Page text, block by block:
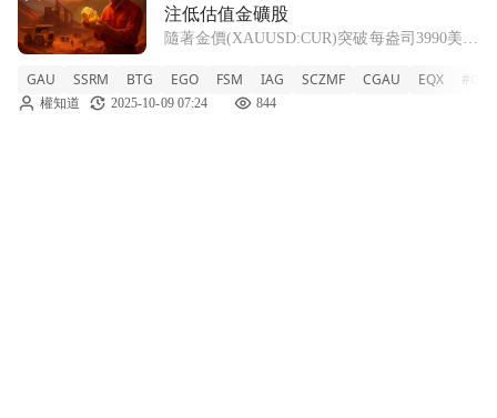
注低估值金礦股
隨著金價(XAUUSD:CUR)突破每盎司3990美
場焦點。今年多家金礦公司股價回報超過
100%，其他公司則提供強勁的價值評級。低
GAU SSRM BTG EGO FSM IAG SCZMF CGAU EQX
權知道 2025-10-09 07:24 844